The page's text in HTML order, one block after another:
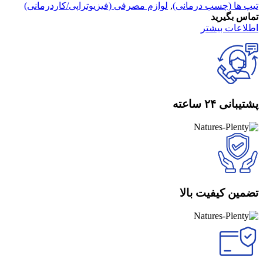
تیپ ها (چسب درمانی), لوازم مصرفی (فیزیوتراپی/کاردرمانی)
تماس بگیرید
اطلاعات بیشتر
پشتیبانی ۲۴ ساعته
تضمین کیفیت بالا